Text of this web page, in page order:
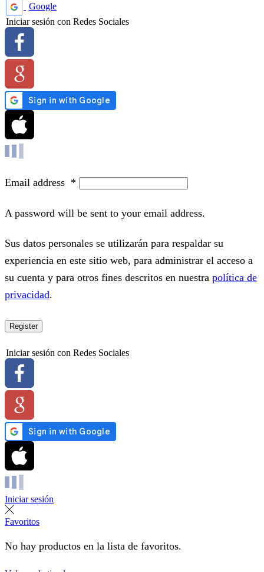
Google
Iniciar sesión con Redes Sociales
Email address *
A password will be sent to your email address.
Sus datos personales se utilizarán para respaldar su
experiencia en este sitio web, para administrar el acceso a
su cuenta y para otros fines descritos en nuestra política de
privacidad.
Register
Iniciar sesión con Redes Sociales
Iniciar sesión
Favoritos
No hay productos en la lista de favoritos.